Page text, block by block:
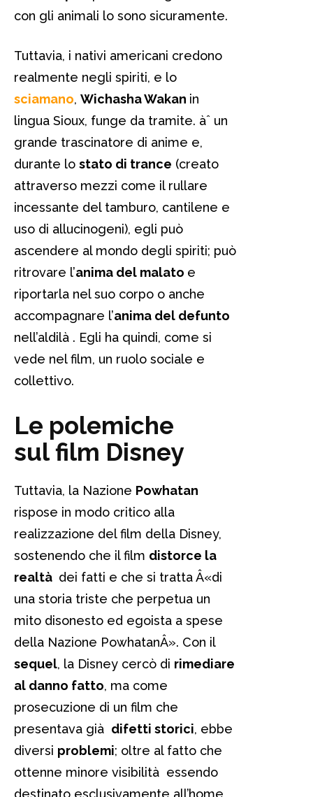
con gli animali lo sono sicuramente.
Tuttavia, i nativi americani credono
realmente negli spiriti, e lo
sciamano, Wichasha Wakan in
lingua Sioux, funge da tramite. àˆ un
grande trascinatore di anime e,
durante lo stato di trance (creato
attraverso mezzi come il rullare
incessante del tamburo, cantilene e
uso di allucinogeni), egli può
ascendere al mondo degli spiriti; può
ritrovare l’anima del malato e
riportarla nel suo corpo o anche
accompagnare l’anima del defunto
nell’aldilà . Egli ha quindi, come si
vede nel film, un ruolo sociale e
collettivo.
Le polemiche
sul film Disney
Tuttavia, la Nazione Powhatan
rispose in modo critico alla
realizzazione del film della Disney,
sostenendo che il film distorce la
realtà dei fatti e che si tratta Â«di
una storia triste che perpetua un
mito disonesto ed egoista a spese
della Nazione PowhatanÂ». Con il
sequel, la Disney cercò di rimediare
al danno fatto, ma come
prosecuzione di un film che
presentava già difetti storici, ebbe
diversi problemi; oltre al fatto che
ottenne minore visibilità essendo
destinato esclusivamente all’home